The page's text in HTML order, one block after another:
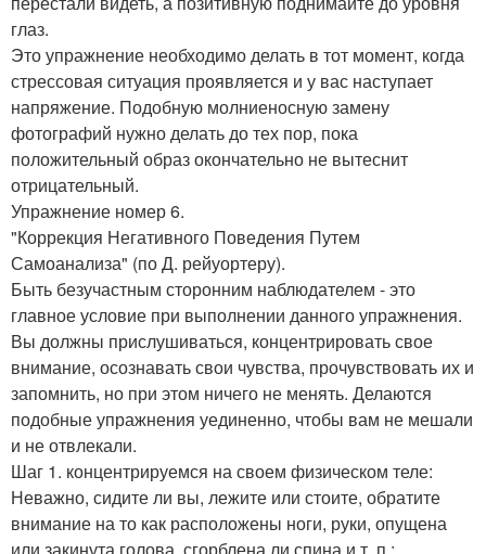
глаз.
Это упражнение необходимо делать в тот момент, когда
стрессовая ситуация проявляется и у вас наступает
напряжение. Подобную молниеносную замену
фотографий нужно делать до тех пор, пока
положительный образ окончательно не вытеснит
отрицательный.
Упражнение номер 6.
"Коррекция Негативного Поведения Путем
Самоанализа" (по Д. рейуортеру).
Быть безучастным сторонним наблюдателем - это
главное условие при выполнении данного упражнения.
Вы должны прислушиваться, концентрировать свое
внимание, осознавать свои чувства, прочувствовать их и
запомнить, но при этом ничего не менять. Делаются
подобные упражнения уединенно, чтобы вам не мешали
и не отвлекали.
Шаг 1. концентрируемся на своем физическом теле:
Неважно, сидите ли вы, лежите или стоите, обратите
внимание на то как расположены ноги, руки, опущена